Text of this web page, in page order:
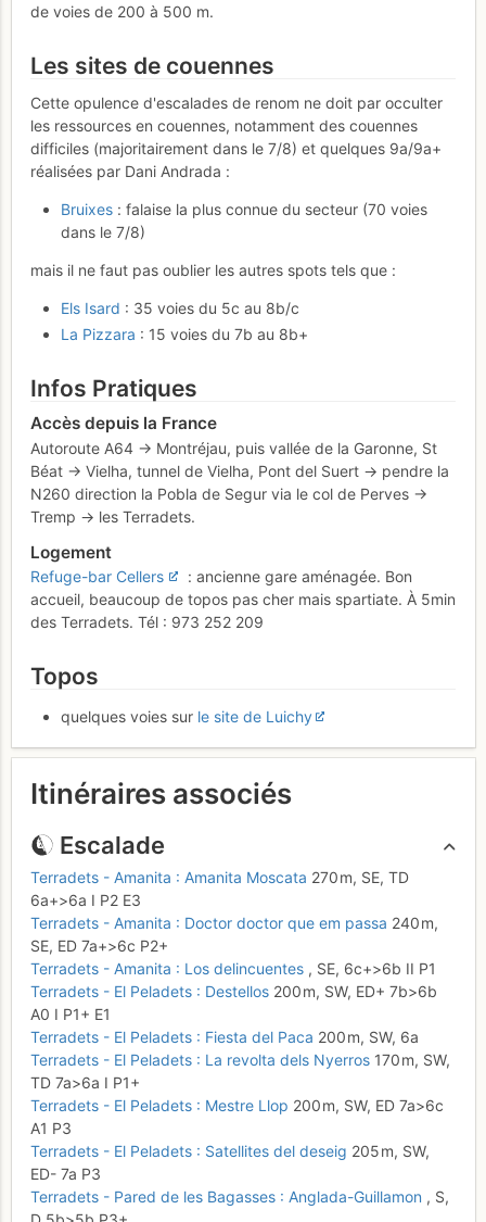
de voies de 200 à 500 m.
Les sites de couennes
Cette opulence d'escalades de renom ne doit par occulter
les ressources en couennes, notamment des couennes
difficiles (majoritairement dans le 7/8) et quelques 9a/9a+
réalisées par Dani Andrada :
Bruixes : falaise la plus connue du secteur (70 voies
dans le 7/8)
mais il ne faut pas oublier les autres spots tels que :
Els Isard : 35 voies du 5c au 8b/c
La Pizzara : 15 voies du 7b au 8b+
Infos Pratiques
Accès depuis la France
Autoroute A64 -> Montréjau, puis vallée de la Garonne, St
Béat -> Vielha, tunnel de Vielha, Pont del Suert -> pendre la
N260 direction la Pobla de Segur via le col de Perves ->
Tremp -> les Terradets.
Logement
Refuge-bar Cellers
: ancienne gare aménagée. Bon
accueil, beaucoup de topos pas cher mais spartiate. À 5min
des Terradets. Tél : 973 252 209
Topos
quelques voies sur le site de Luichy
Itinéraires associés
Escalade
Terradets - Amanita : Amanita Moscata 270 m, SE, TD
6a+>6a I P2 E3
Terradets - Amanita : Doctor doctor que em passa 240 m,
SE, ED 7a+>6c P2+
Terradets - Amanita : Los delincuentes , SE, 6c+>6b II P1
Terradets - El Peladets : Destellos 200 m, SW, ED+ 7b>6b
A0 I P1+ E1
Terradets - El Peladets : Fiesta del Paca 200 m, SW, 6a
Terradets - El Peladets : La revolta dels Nyerros 170 m, SW,
TD 7a>6a I P1+
Terradets - El Peladets : Mestre Llop 200 m, SW, ED 7a>6c
A1 P3
Terradets - El Peladets : Satellites del deseig 205 m, SW,
ED- 7a P3
Terradets - Pared de les Bagasses : Anglada-Guillamon , S,